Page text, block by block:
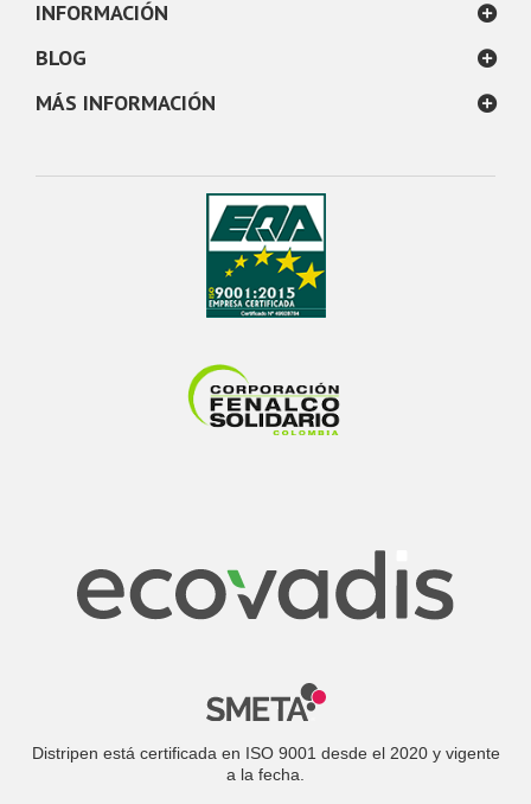
INFORMACIÓN
BLOG
MÁS INFORMACIÓN
Distripen está certificada en ISO 9001 desde el 2020 y vigente
a la fecha.